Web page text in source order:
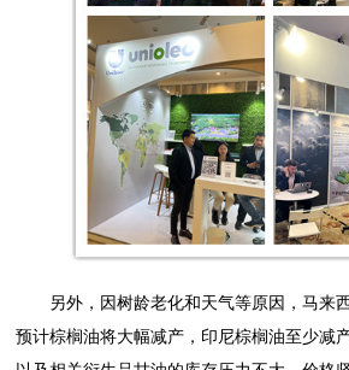
另外，因树龄老化和天气等原因，马来
预计棕榈油将大幅减产，印尼棕榈油至少减